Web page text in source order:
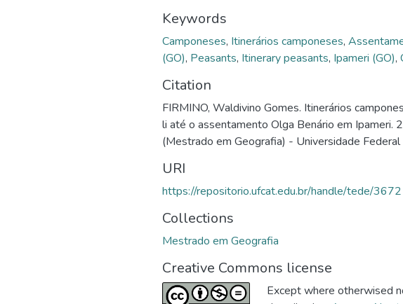
Keywords
Camponeses, Itinerários camponeses,
(GO), Peasants, Itinerary peasants, Ipameri (GO),
Citation
FIRMINO, Waldivino Gomes. Itinerários
li até o assentamento Olga Benário em Ipameri.
(Mestrado em Geografia) - Universidade Federal
URI
https://repositorio.ufcat.edu.br/handle/tede/3672
Collections
Mestrado em Geografia
Creative Commons license
Except where otherwised